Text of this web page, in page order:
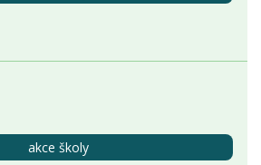
akce školy